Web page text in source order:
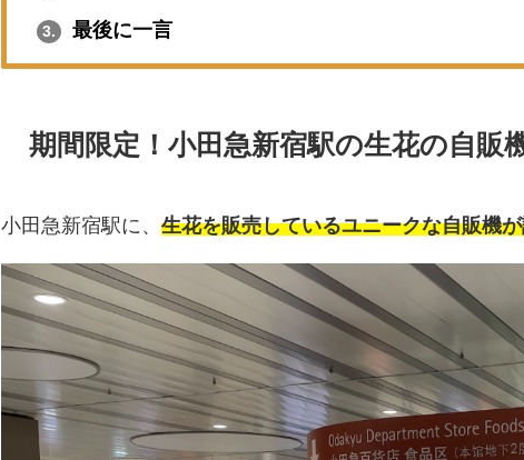
3. 最後に一言
期間限定！小田急新宿駅の生花の自販
小田急新宿駅に、生花を販売しているユニークな自販機